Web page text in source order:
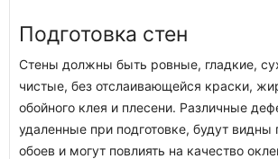
Подготовка стен
Стены должны быть ровные, гладкие,
чистые, без отслаивающейся краски,
обойного клея и плесени. Различные
удаленные при подготовке, будут видны
обоев и могут повлиять на качество